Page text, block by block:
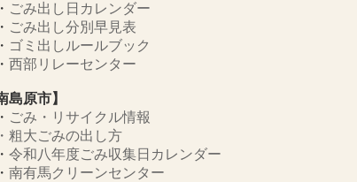
ごみ出し日カレンダー
ごみ出し分別早見表
ゴミ出しルールブック
西部リレーセンター
島原市】
ごみ・リサイクル情報
粗大ごみの出し方
令和八年度ごみ収集日カレンダー
南有馬クリーンセンター